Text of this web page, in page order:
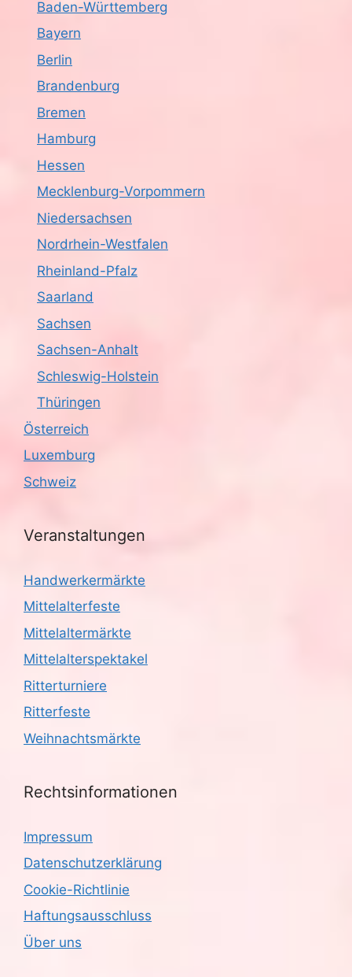
Baden-Württemberg
Bayern
Berlin
Brandenburg
Bremen
Hamburg
Hessen
Mecklenburg-Vorpommern
Niedersachsen
Nordrhein-Westfalen
Rheinland-Pfalz
Saarland
Sachsen
Sachsen-Anhalt
Schleswig-Holstein
Thüringen
Österreich
Luxemburg
Schweiz
Veranstaltungen
Handwerkermärkte
Mittelalterfeste
Mittelaltermärkte
Mittelalterspektakel
Ritterturniere
Ritterfeste
Weihnachtsmärkte
Rechtsinformationen
Impressum
Datenschutzerklärung
Cookie-Richtlinie
Haftungsausschluss
Über uns